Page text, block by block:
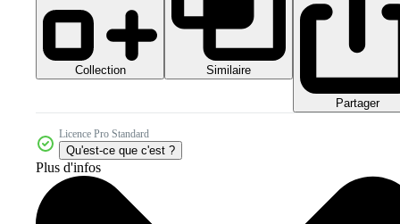
Collection Similaire
Partager
Licence Pro Standard
Qu'est-ce que c'est ?
Plus d'infos